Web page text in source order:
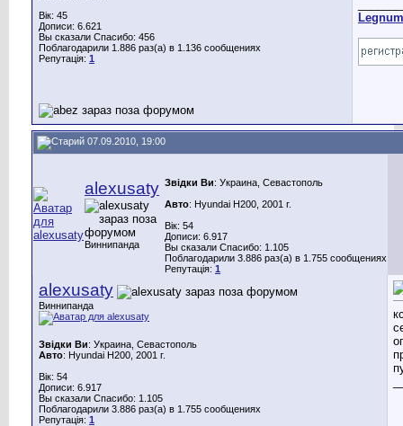
Вік: 45
Дописи: 6.621
Вы сказали Спасибо: 456
Поблагодарили 1.886 раз(а) в 1.136 сообщениях
Репутація: 1
Legnum
07.09.2010, 19:00
alexusaty
Виннипанда
Звідки Ви: Украина, Севастополь
Авто: Hyundai H200, 2001 г.
Вік: 54
Дописи: 6.917
Вы сказали Спасибо: 1.105
Поблагодарили 3.886 раз(а) в 1.755 сообщениях
Репутація: 1
alexusaty
Виннипанда
Звідки Ви: Украина, Севастополь
Авто: Hyundai H200, 2001 г.
Вік: 54
Дописи: 6.917
Вы сказали Спасибо: 1.105
Поблагодарили 3.886 раз(а) в 1.755 сообщениях
Репутація: 1